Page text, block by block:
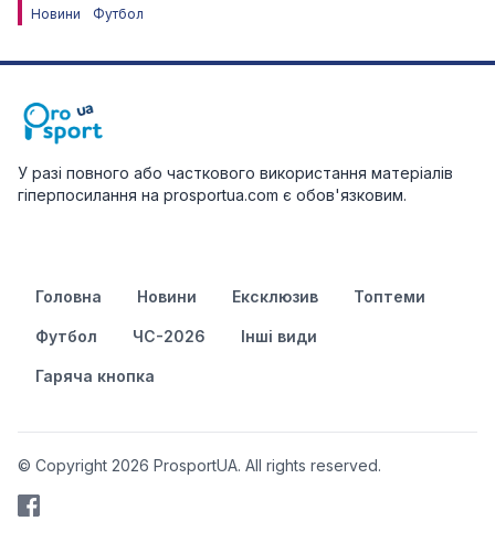
Новини
Футбол
У разі повного або часткового використання матеріалів
гіперпосилання на prosportua.com є обов'язковим.
Головна Новини Ексклюзив Топтеми
Футбол ЧС-2026 Інші види
Гаряча кнопка
© Copyright 2026 ProsportUA. All rights reserved.